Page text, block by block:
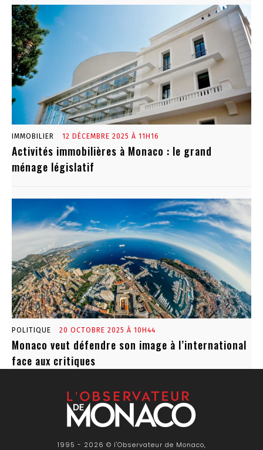
IMMOBILIER 12 DÉCEMBRE 2025 À 11H16
Activités immobilières à Monaco : le grand
ménage législatif
POLITIQUE 20 OCTOBRE 2025 À 10H44
Monaco veut défendre son image à l’international
face aux critiques
1995 - 2026 © l'Observateur de Monaco,